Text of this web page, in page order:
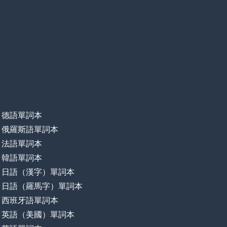
德語單詞本
俄羅斯語單詞本
法語單詞本
韓語單詞本
日語（漢字）單詞本
日語（羅馬字）單詞本
西班牙語單詞本
英語（美國）單詞本